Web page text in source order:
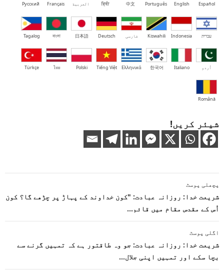
Español
English
Português
中文
हिंदी العربية Français
Русский
עברית Indonesia
Kiswahili فارسی Deutsch
日本語
বাংলা
Tagalog
اُردو Italiano
한국어
Ελληνικά
Tiếng Việt
Polski
ไทย
Türkçe
Română
شیئر کریں!
پوسٹوں
کی
نیویگیشن
پچھلی پوسٹ
شریعت خدا: روزانہ عبادت: "کون خداوند کے پہاڑ پر چڑھے گا؟ کون
اُس کے مقدس مقام میں قائم…
اگلی پوسٹ
شریعت خدا: روزانہ عبادت: جو وہ طاقتور ہے کہ تمہیں گرنے سے
بچا سکے اور تمہیں اپنی جلال…